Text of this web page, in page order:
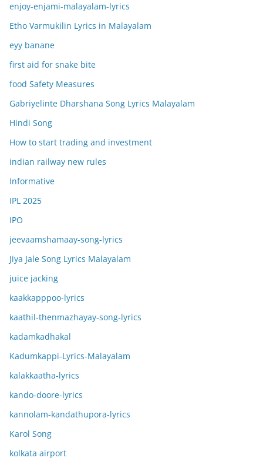
enjoy-enjami-malayalam-lyrics
Etho Varmukilin Lyrics in Malayalam
eyy banane
first aid for snake bite
food Safety Measures
Gabriyelinte Dharshana Song Lyrics Malayalam
Hindi Song
How to start trading and investment
indian railway new rules
Informative
IPL 2025
IPO
jeevaamshamaay-song-lyrics
Jiya Jale Song Lyrics Malayalam
juice jacking
kaakkapppoo-lyrics
kaathil-thenmazhayay-song-lyrics
kadamkadhakal
Kadumkappi-Lyrics-Malayalam
kalakkaatha-lyrics
kando-doore-lyrics
kannolam-kandathupora-lyrics
Karol Song
kolkata airport